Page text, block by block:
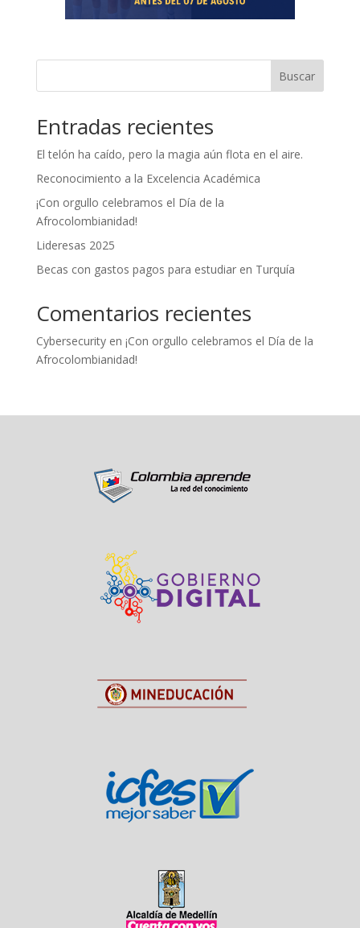
Buscar
Entradas recientes
El telón ha caído, pero la magia aún flota en el aire.
Reconocimiento a la Excelencia Académica
¡Con orgullo celebramos el Día de la
Afrocolombianidad!
Lideresas 2025
Becas con gastos pagos para estudiar en Turquía
Comentarios recientes
Cybersecurityen ¡Con orgullo celebramos el Día de la
Afrocolombianidad!